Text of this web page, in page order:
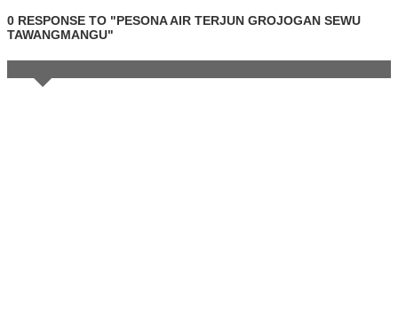
0 RESPONSE TO "PESONA AIR TERJUN GROJOGAN SEWU
TAWANGMANGU"